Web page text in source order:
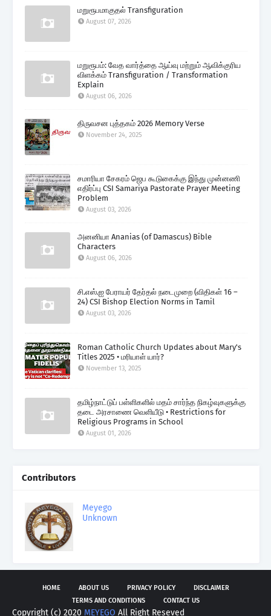
மறுரூபமாகுதல் Transfiguration
August 07, 2026
மறுரூபம்: வேத வார்த்தை ஆய்வு மற்றும் ஆவிக்குரிய
விளக்கம் Transfiguration / Transformation
Explain
August 06, 2026
திருவசன புத்தகம் 2026 Memory Verse
November 24, 2025
சமாரியா சேகரம் ஜெப கூடுகைக்கு இந்து முன்னணி
எதிர்ப்பு CSI Samariya Pastorate Prayer Meeting
Problem
August 03, 2026
அனனியா Ananias (of Damascus) Bible
Characters
August 06, 2026
சி.எஸ்.ஐ பேராயர் தேர்தல் நடைமுறை (விதிகள் 16 –
24) CSI Bishop Election Norms in Tamil
August 03, 2026
Roman Catholic Church Updates about Mary's
Titles 2025 • மரியாள் யார்?
November 13, 2025
தமிழ்நாட்டுப் பள்ளிகளில் மதம் சார்ந்த நிகழ்வுகளுக்கு
தடை அரசாணை வெளியீடு • Restrictions for
Religious Programs in School
August 01, 2026
Contributors
Meyego
Unknown
HOME ABOUT US PRIVACY POLICY
DISCLAIMER
TERMS AND CONDITIONS
CONTACT US
Copyright (c) 2020 MEYEGO All Right Reseved